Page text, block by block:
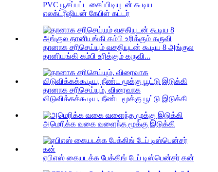
PVC பூசப்பட்ட கைப்பிடியுடன் கூடிய
எலக்ட்ரீஷியன் கேபிள் கட்டர்
தானாக சரிசெய்யும் வசதியுடன் கூடிய 8 அங்குல
தானியங்கி கம்பி உரிக்கும் கருவி...
தானாக சரிசெய்யும், விரைவாக
விடுவிக்கக்கூடிய, நீண்ட மூக்கு பூட்டு இடுக்கி
அமெரிக்க வகை வளைந்த மூக்கு இடுக்கி
ஏபிஎஸ் கையடக்க பேக்கிங் டேப் டிஸ்பென்சர் கன்